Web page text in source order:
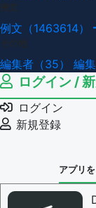
例文（1463614）
編集者（35） 編
ログイン /
ログイン
新規登録
アプリ